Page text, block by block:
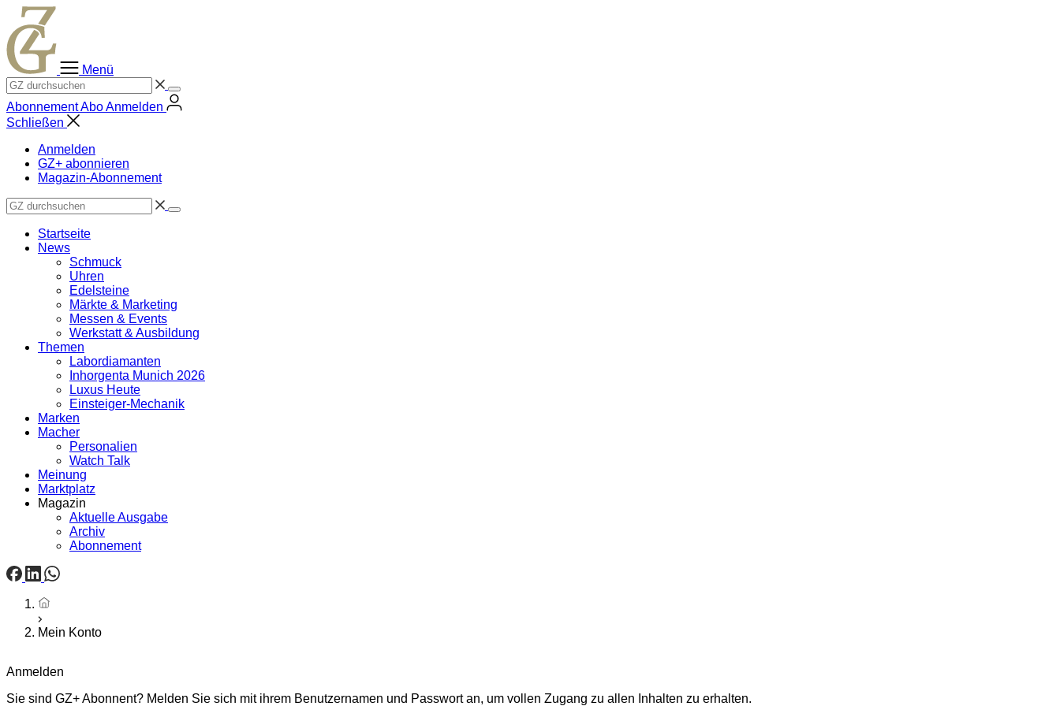
Zum
Inhalt
springen
Menü
AbonnementAboAnmelden
Schließen
Anmelden
GZ+ abonnieren
Magazin-Abonnement
Startseite
News
Schmuck
Uhren
Edelsteine
Märkte & Marketing
Messen & Events
Werkstatt & Ausbildung
Themen
Labordiamanten
Inhorgenta Munich 2026
Luxus Heute
Einsteiger-Mechanik
Marken
Macher
Personalien
Watch Talk
Meinung
Marktplatz
Magazin
Aktuelle Ausgabe
Archiv
Abonnement
Startseite
Mein Konto
Anmelden
Sie sind GZ+ Abonnent? Melden Sie sich mit ihrem Benutzernamen und Passwort an, um vollen Zugang zu allen Inhalten zu erhalten.